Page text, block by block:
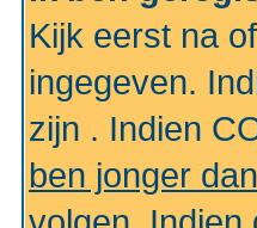
Kijk eerst na
ingegeven.
zijn . Indien
ben jonger